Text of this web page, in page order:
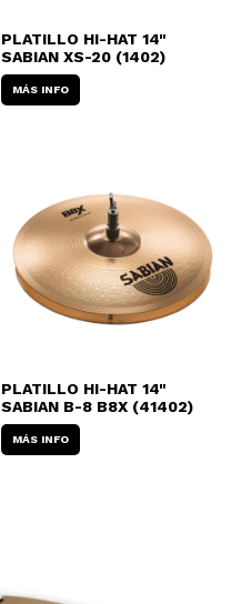
PLATILLO HI-HAT 14"
SABIAN XS-20 (1402)
MÁS INFO
PLATILLO HI-HAT 14"
SABIAN B-8 B8X (41402)
MÁS INFO